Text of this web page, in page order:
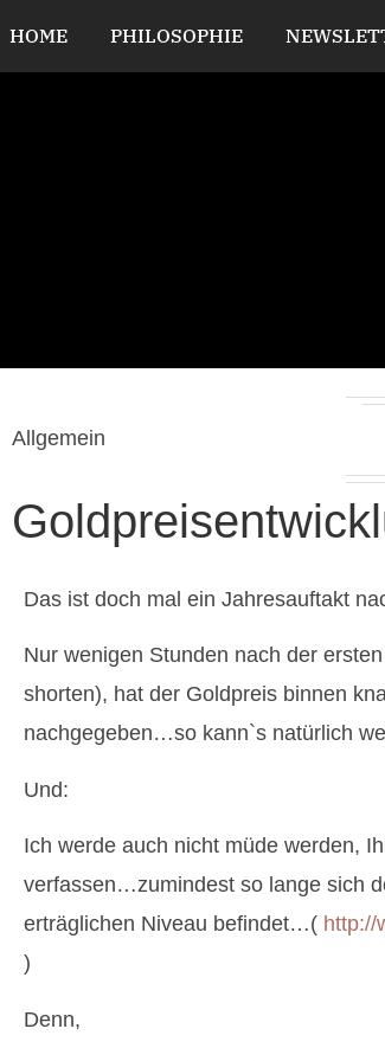
HOME PHILOSOPHIE
Allgemein
Das ist doch mal ein Jahresauftakt
Nur wenigen Stunden nach der
shorten), hat der Goldpreis binnen
nachgegeben…so kann`s natürlich
Und:
Ich werde auch nicht müde werden,
verfassen…zumindest so lange sich
erträglichen Niveau befindet…( http://
)
Denn,